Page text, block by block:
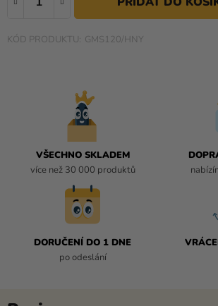
Naše
GMS120/HNY
VŠECHNO SKLADEM
více než 30 000 produktů
DORUČENÍ DO 1 DNE
po odeslání